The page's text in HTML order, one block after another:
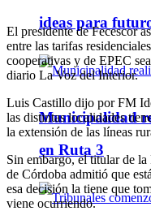
ideas para
Municipalidad
en Ruta 3
El presidente de Fecescor
entre las tarifas
cooperativas y de EPEC
diario La Voz del Interior.
Luis Castillo dijo por FM
las distintas localidades
la extensión de las líneas
Sin embargo, el titular de
de Córdoba admitió que
esa decisión la tiene que
viene ocurriendo.